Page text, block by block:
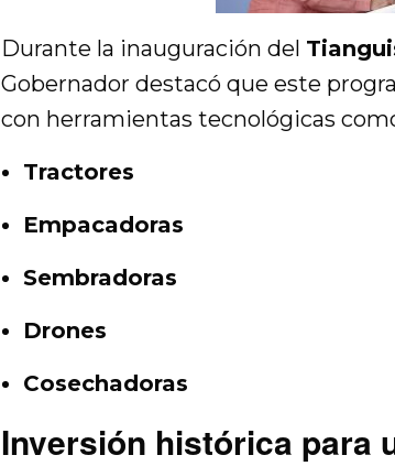
Durante la inauguración del
Gobernador destacó que este
con herramientas tecnológicas
Tractores
Empacadoras
Sembradoras
Drones
Cosechadoras
Inversión histórica para